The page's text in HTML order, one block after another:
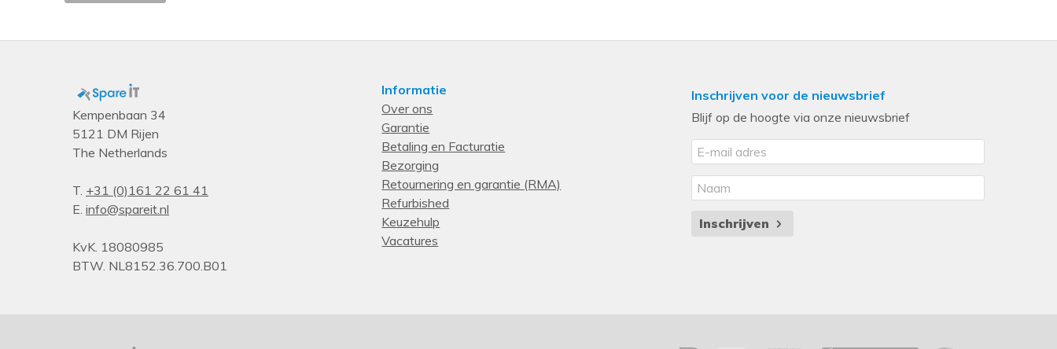
Kempenbaan 34
5121 DM Rijen
The Netherlands
T. +31 (0)161 22 61 41
E. info@spareit.nl
KvK. 18080985
BTW. NL8152.36.700.B01
Informatie
Over ons
Garantie
Betaling en Facturatie
Bezorging
Retournering en garantie (RMA)
Refurbished
Keuzehulp
Vacatures
Inschrijven voor de nieuwsbrief
Blijf op de hoogte via onze nieuwsbrief
Inschrijven